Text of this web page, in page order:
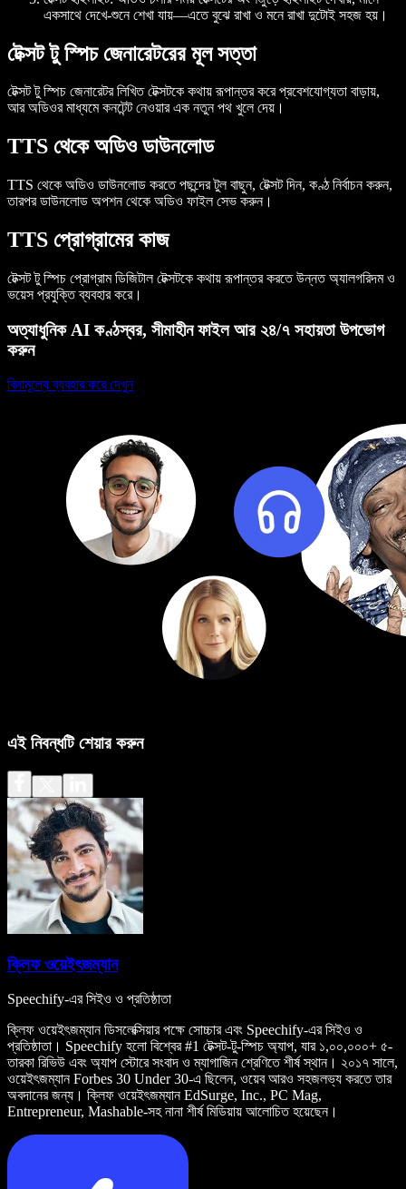
একসাথে দেখে-শুনে শেখা যায়—এতে বুঝে রাখা ও মনে রাখা দুটোই সহজ হয়।
টেক্সট টু স্পিচ জেনারেটরের মূল সত্তা
টেক্সট টু স্পিচ জেনারেটর লিখিত টেক্সটকে কথায় রূপান্তর করে প্রবেশযোগ্যতা বাড়ায়,
আর অডিওর মাধ্যমে কনটেন্ট নেওয়ার এক নতুন পথ খুলে দেয়।
TTS থেকে অডিও ডাউনলোড
TTS থেকে অডিও ডাউনলোড করতে পছন্দের টুল বাছুন, টেক্সট দিন, কণ্ঠ নির্বাচন করুন,
তারপর ডাউনলোড অপশন থেকে অডিও ফাইল সেভ করুন।
TTS প্রোগ্রামের কাজ
টেক্সট টু স্পিচ প্রোগ্রাম ডিজিটাল টেক্সটকে কথায় রূপান্তর করতে উন্নত অ্যালগরিদম ও
ভয়েস প্রযুক্তি ব্যবহার করে।
অত্যাধুনিক AI কণ্ঠস্বর, সীমাহীন ফাইল আর ২৪/৭ সহায়তা উপভোগ
করুন
বিনামূল্যে ব্যবহার করে দেখুন
এই নিবন্ধটি শেয়ার করুন
ক্লিফ ওয়েইৎজম্যান
Speechify-এর সিইও ও প্রতিষ্ঠাতা
ক্লিফ ওয়েইৎজম্যান ডিসলেক্সিয়ার পক্ষে সোচ্চার এবং Speechify-এর সিইও ও
প্রতিষ্ঠাতা। Speechify হলো বিশ্বের #1 টেক্সট-টু-স্পিচ অ্যাপ, যার ১,০০,০০০+ ৫-
তারকা রিভিউ এবং অ্যাপ স্টোরে সংবাদ ও ম্যাগাজিন শ্রেণিতে শীর্ষ স্থান। ২০১৭ সালে,
ওয়েইৎজম্যান Forbes 30 Under 30-এ ছিলেন, ওয়েব আরও সহজলভ্য করতে তার
অবদানের জন্য। ক্লিফ ওয়েইৎজম্যান EdSurge, Inc., PC Mag,
Entrepreneur, Mashable-সহ নানা শীর্ষ মিডিয়ায় আলোচিত হয়েছেন।